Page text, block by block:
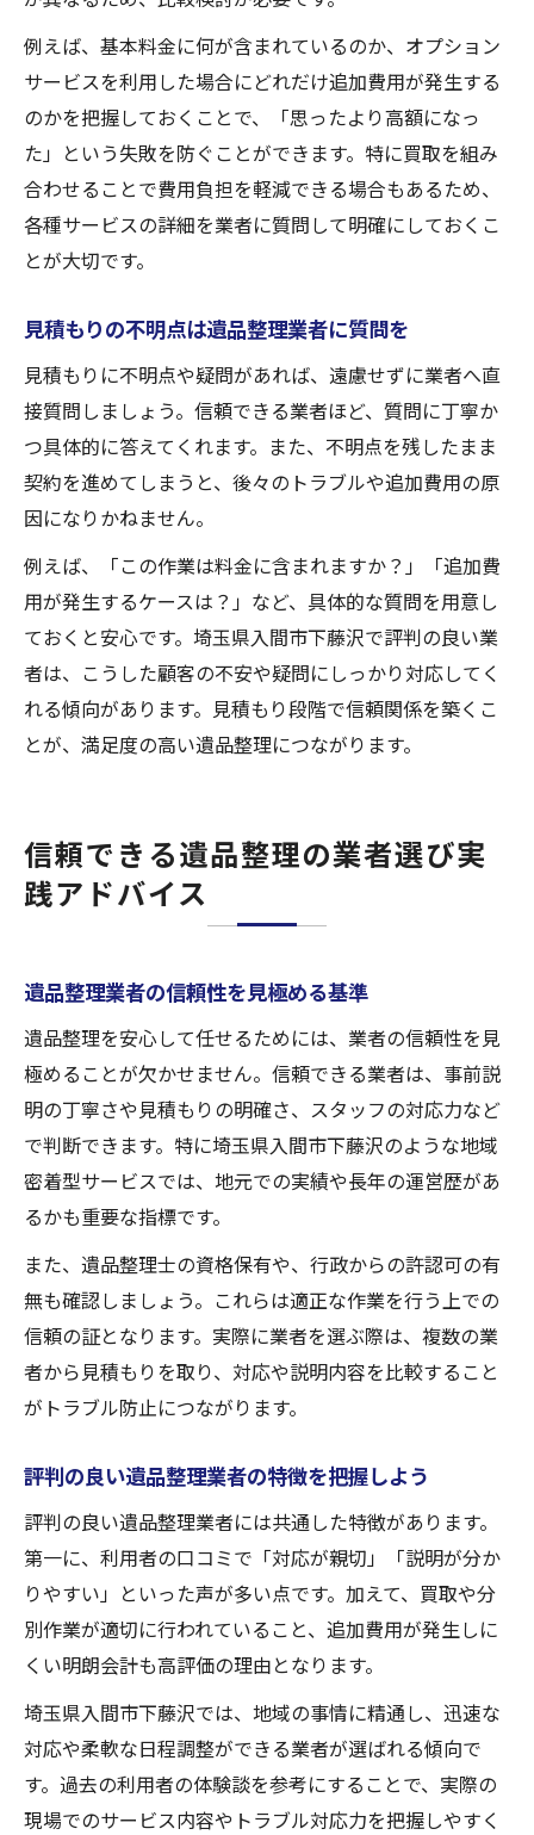
例えば、基本料金に何が含まれているのか、オプション
サービスを利用した場合にどれだけ追加費用が発生する
のかを把握しておくことで、「思ったより高額になっ
た」という失敗を防ぐことができます。特に買取を組み
合わせることで費用負担を軽減できる場合もあるため、
各種サービスの詳細を業者に質問して明確にしておくこ
とが大切です。
見積もりの不明点は遺品整理業者に質問を
見積もりに不明点や疑問があれば、遠慮せずに業者へ直
接質問しましょう。信頼できる業者ほど、質問に丁寧か
つ具体的に答えてくれます。また、不明点を残したまま
契約を進めてしまうと、後々のトラブルや追加費用の原
因になりかねません。
例えば、「この作業は料金に含まれますか？」「追加費
用が発生するケースは？」など、具体的な質問を用意し
ておくと安心です。埼玉県入間市下藤沢で評判の良い業
者は、こうした顧客の不安や疑問にしっかり対応してく
れる傾向があります。見積もり段階で信頼関係を築くこ
とが、満足度の高い遺品整理につながります。
信頼できる遺品整理の業者選び実
践アドバイス
遺品整理業者の信頼性を見極める基準
遺品整理を安心して任せるためには、業者の信頼性を見
極めることが欠かせません。信頼できる業者は、事前説
明の丁寧さや見積もりの明確さ、スタッフの対応力など
で判断できます。特に埼玉県入間市下藤沢のような地域
密着型サービスでは、地元での実績や長年の運営歴があ
るかも重要な指標です。
また、遺品整理士の資格保有や、行政からの許認可の有
無も確認しましょう。これらは適正な作業を行う上での
信頼の証となります。実際に業者を選ぶ際は、複数の業
者から見積もりを取り、対応や説明内容を比較すること
がトラブル防止につながります。
評判の良い遺品整理業者の特徴を把握しよう
評判の良い遺品整理業者には共通した特徴があります。
第一に、利用者の口コミで「対応が親切」「説明が分か
りやすい」といった声が多い点です。加えて、買取や分
別作業が適切に行われていること、追加費用が発生しに
くい明朗会計も高評価の理由となります。
埼玉県入間市下藤沢では、地域の事情に精通し、迅速な
対応や柔軟な日程調整ができる業者が選ばれる傾向で
す。過去の利用者の体験談を参考にすることで、実際の
現場でのサービス内容やトラブル対応力を把握しやすく